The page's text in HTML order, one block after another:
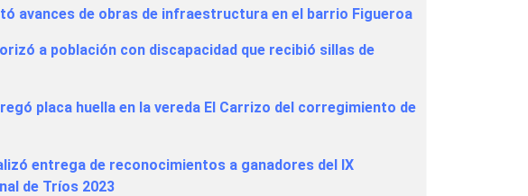
avances de obras de infraestructura en el barrio Figueroa
a población con discapacidad que recibió sillas de
placa huella en la vereda El Carrizo del corregimiento de
entrega de reconocimientos a ganadores del IX
de Tríos 2023